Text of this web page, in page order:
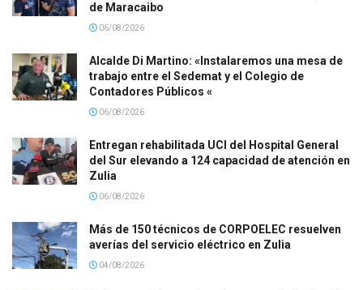
de Maracaibo
06/08/2026
Alcalde Di Martino: «Instalaremos una mesa de
trabajo entre el Sedemat y el Colegio de
Contadores Públicos «
06/08/2026
Entregan rehabilitada UCI del Hospital General
del Sur elevando a 124 capacidad de atención en
Zulia
06/08/2026
Más de 150 técnicos de CORPOELEC resuelven
averías del servicio eléctrico en Zulia
04/08/2026